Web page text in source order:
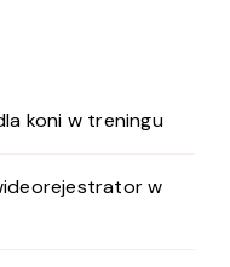
koni w treningu
w